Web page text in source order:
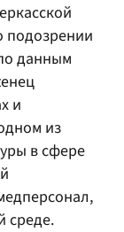
подозрении
данным
и
из
в сфере
среде.